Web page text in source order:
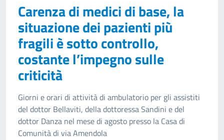
Carenza di medici di base, la
situazione dei pazienti più
fragili è sotto controllo,
costante l’impegno sulle
criticità
Giorni e orari di attività di ambulatorio per gli assistiti
del dottor Bellaviti, della dottoressa Sandini e del
dottor Danza nel mese di agosto presso la Casa di
Comunità di via Amendola